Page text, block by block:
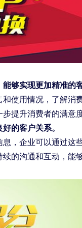
够实现更加精准的
使用情况，了解消
提升消费者的满意
的客户关系。
，企业可以通过这
的沟通和互动，能